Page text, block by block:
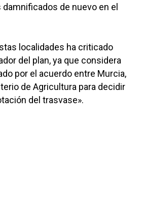
de nuevo en el
localidades ha criticado
del plan, ya que considera
por el acuerdo entre Murcia,
de Agricultura para decidir
del trasvase».